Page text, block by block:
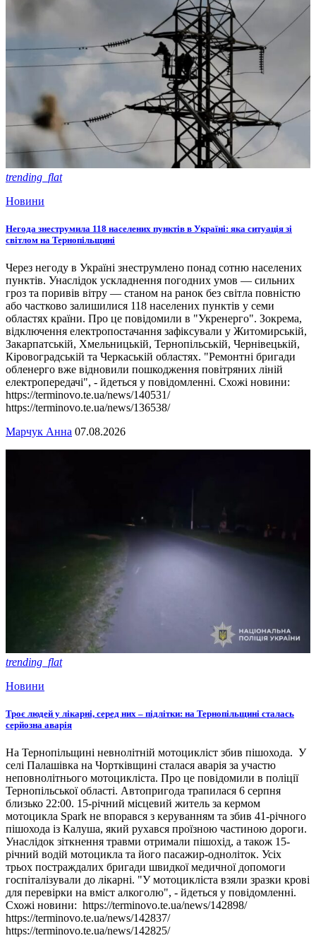
trending_flat
Новини
Негода знеструмила 118 населених пунктів в Україні: яка ситуація зі
світлом на Тернопільщині
Через негоду в Україні знеструмлено понад сотню населених
пунктів. Унаслідок ускладнення погодних умов — сильних
гроз та поривів вітру — станом на ранок без світла повністю
або частково залишилися 118 населених пунктів у семи
областях країни. Про це повідомили в "Укренерго". Зокрема,
відключення електропостачання зафіксували у Житомирській,
Закарпатській, Хмельницькій, Тернопільській, Чернівецькій,
Кіровоградській та Черкаській областях. "Ремонтні бригади
обленерго вже відновили пошкодження повітряних ліній
електропередачі", - йдеться у повідомленні. Схожі новини:
https://terminovo.te.ua/news/140531/
https://terminovo.te.ua/news/136538/
Марчук Анна 07.08.2026
trending_flat
Новини
Троє людей у лікарні, серед них – підлітки: на Тернопільщині сталась
серйозна аварія
На Тернопільщині невнолітній мотоцикліст збив пішохода. У
селі Палашівка на Чортківщині сталася аварія за участю
неповнолітнього мотоцикліста. Про це повідомили в поліції
Тернопільської області. Автопригода трапилася 6 серпня
близько 22:00. 15-річний місцевий житель за кермом
мотоцикла Spark не впорався з керуванням та збив 41-річного
пішохода із Калуша, який рухався проїзною частиною дороги.
Унаслідок зіткнення травми отримали пішохід, а також 15-
річний водій мотоцикла та його пасажир-одноліток. Усіх
трьох постраждалих бригади швидкої медичної допомоги
госпіталізували до лікарні. "У мотоцикліста взяли зразки крові
для перевірки на вміст алкоголю", - йдеться у повідомленні.
Схожі новини: https://terminovo.te.ua/news/142898/
https://terminovo.te.ua/news/142837/
https://terminovo.te.ua/news/142825/